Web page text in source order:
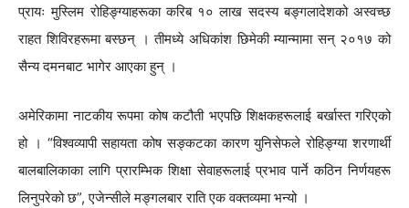
प्रायः मुस्लिम रोहिङ्ग्याहरूका करिब १० लाख सदस्य बङ्गलादेशको अस्वच्छ
राहत शिविरहरूमा बस्छन् । तीमध्ये अधिकांश छिमेकी म्यान्मामा सन् २०१७ को
सैन्य दमनबाट भागेर आएका हुन् ।
अमेरिकामा नाटकीय रूपमा कोष कटौती भएपछि शिक्षकहरूलाई बर्खास्त गरिएको
हो । “विश्वव्यापी सहायता कोष सङ्कटका कारण युनिसेफले रोहिङ्ग्या शरणार्थी
बालबालिकाका लागि प्रारम्भिक शिक्षा सेवाहरूलाई प्रभाव पार्ने कठिन निर्णयहरू
लिनुपरेको छ”, एजेन्सीले मङ्गलबार राति एक वक्तव्यमा भन्यो ।